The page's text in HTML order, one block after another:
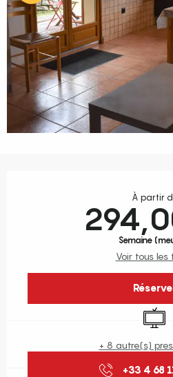
À partir
Semaine
Voir tous les
+ 8 autre(s)
+33 4 68